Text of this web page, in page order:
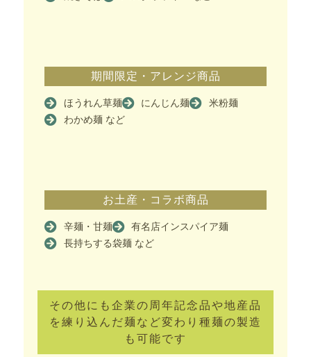
期間限定・アレンジ商品
ほうれん草麺 にんじん麺
米粉麺
わかめ麺 など
お土産・コラボ商品
辛麺・甘麺
有名店インスパイア麺
長持ちする袋麺 など
その他にも企業の周年記念品や地産品
を練り込んだ麺など変わり種麺の製造
も可能です